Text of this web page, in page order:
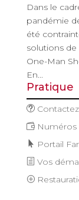
Dans le
pandémie
été
solutions de
One-Man
En...
Pratique
Numéros
Portail
Vos